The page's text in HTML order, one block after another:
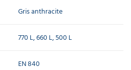
Gris anthracite
770 L, 660 L, 500 L
EN 840